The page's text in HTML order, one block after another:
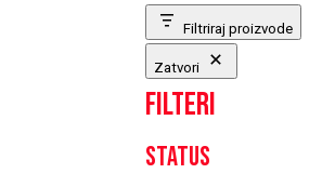
Filtriraj proizvode
Zatvori
Filteri
Status